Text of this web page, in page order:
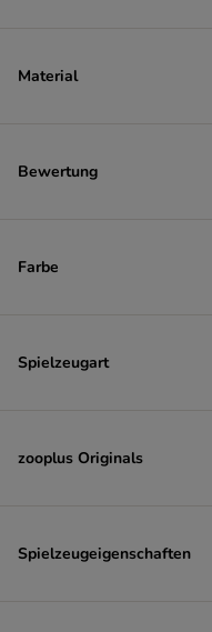
Material
Bewertung
Farbe
Spielzeugart
zooplus Originals
Spielzeugeigenschaften